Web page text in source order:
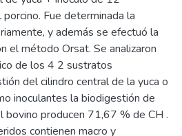
Fue determinada la
y además se efectuó la
el método Orsat. Se analizaron
de los 4 2 sustratos
del cilindro central de la yuca o
inoculantes la biodigestión de
producen 71,67 % de CH .
contienen macro y